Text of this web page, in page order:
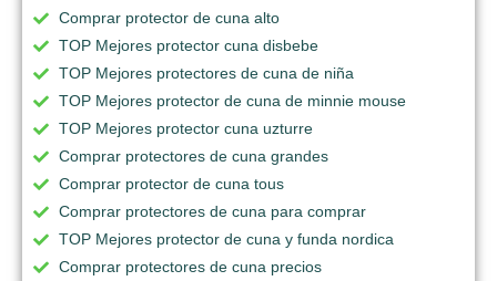
Comprar protector de cuna alto
TOP Mejores protector cuna disbebe
TOP Mejores protectores de cuna de niña
TOP Mejores protector de cuna de minnie mouse
TOP Mejores protector cuna uzturre
Comprar protectores de cuna grandes
Comprar protector de cuna tous
Comprar protectores de cuna para comprar
TOP Mejores protector de cuna y funda nordica
Comprar protectores de cuna precios